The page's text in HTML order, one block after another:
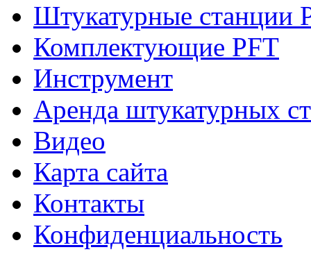
Штукатурные станции
Комплектующие PFT
Инструмент
Аренда штукатурных
Видео
Карта сайта
Контакты
Конфиденциальность